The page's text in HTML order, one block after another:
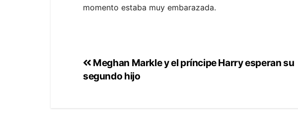
momento estaba muy embarazada.
Meghan Markle y el príncipe Harry esperan su
segundo hijo